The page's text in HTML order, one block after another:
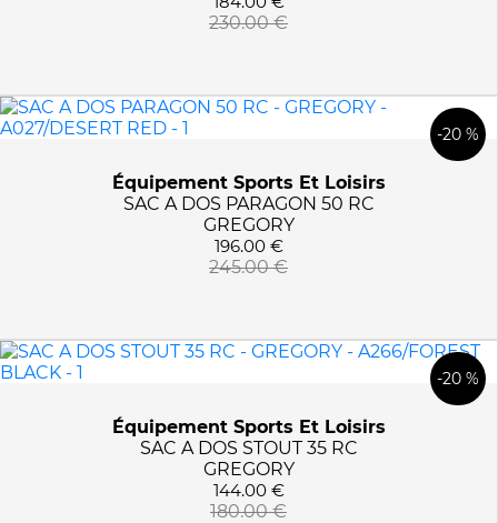
230.00 €
-20 %
Équipement Sports Et Loisirs
SAC A DOS PARAGON 50 RC
GREGORY
196.00 €
245.00 €
-20 %
Équipement Sports Et Loisirs
SAC A DOS STOUT 35 RC
GREGORY
144.00 €
180.00 €